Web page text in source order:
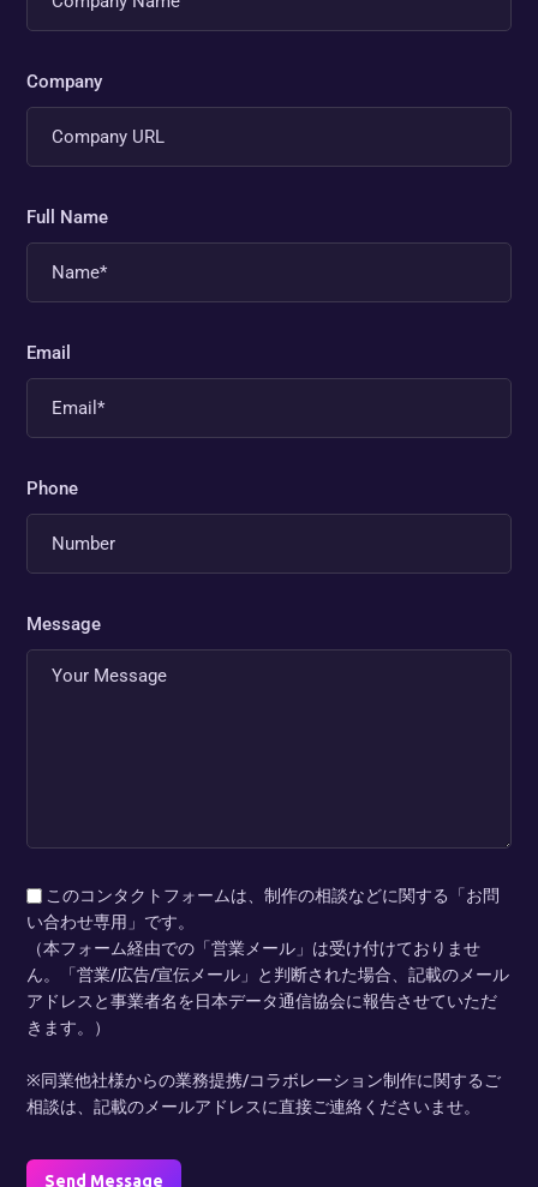
Company
Full Name
Email
Phone
Message
このコンタクトフォームは、制作の相談などに関する「お問
い合わせ専用」です。
（本フォーム経由での「営業メール」は受け付けておりませ
ん。「営業/広告/宣伝メール」と判断された場合、記載のメール
アドレスと事業者名を日本データ通信協会に報告させていただ
きます。）
※同業他社様からの業務提携/コラボレーション制作に関するご
相談は、記載のメールアドレスに直接ご連絡くださいませ。
Send Message